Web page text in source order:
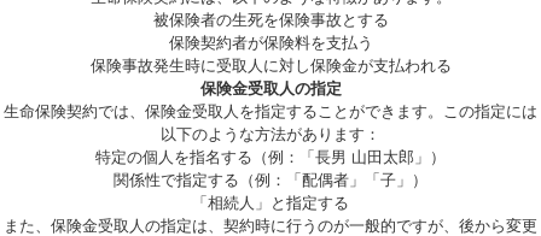
被保険者の生死を保険事故とする
保険契約者が保険料を支払う
保険事故発生時に受取人に対し保険金が支払われる
保険金受取人の指定
生命保険契約では、保険金受取人を指定することができます。この指定には
以下のような方法があります：
特定の個人を指名する（例：「長男 山田太郎」）
関係性で指定する（例：「配偶者」「子」）
「相続人」と指定する
また、保険金受取人の指定は、契約時に行うのが一般的ですが、後から変更